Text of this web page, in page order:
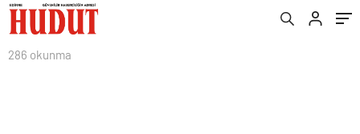
286 okunma